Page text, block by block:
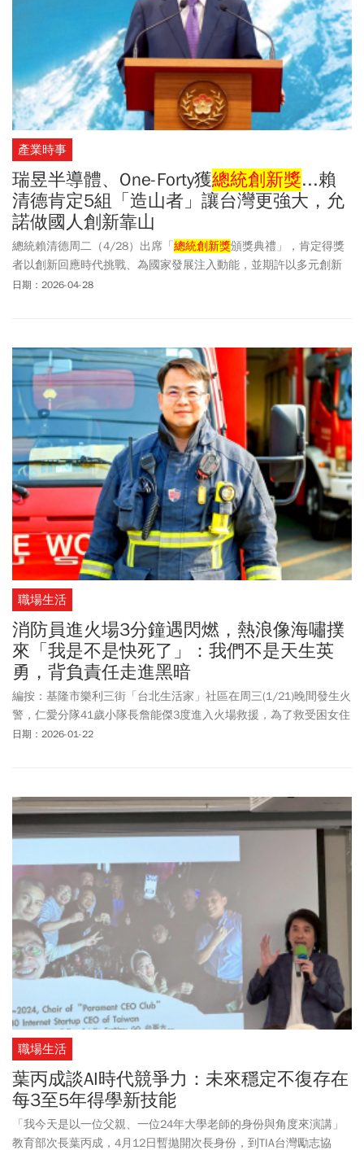
產業時事
瑞昱半導體、One-Forty獲總統創新獎...賴
清德肯定5組「造山者」讓台灣更強大，允
諾做國人創新靠山
總統賴清德周二（4/28）出席「 總統創新獎頒獎典禮」，肯定得獎
者以創新回應時代挑戰、為國家發展注入動能，並期許以多元創新
持續推動台灣進步，讓世界因台灣變得更好。賴總統也表示，未來
人台灣四十分之一移工教育文化協會」（One-Forty）。一般個人組
得獎者為「國立清華大學通識中心與人文社會學院」教授、《造山
者》導演蕭菊貞及「國立成功大學醫學院」名譽講座教授王榮德；
青年組得獎者為「悠由數據應用股份有限公司」總經理吳君孝。
日期：2026-04-28
職場生活
消防員進火場3分鐘遇閃燃，熱浪像海嘯撲
來「我是不是快死了」：我們不是天生英
勇，背負責任走進黑暗
編按：基隆市樂利三街「台北生活家」社區在周三(1/21)晚間發生火
警，仁愛分隊41歲小隊長詹能傑3度進入火場救援，為了救受困女住
戶，把自己的面罩給對方，自己不幸吸入濃煙昏迷，經送醫搶救仍
成這起悲劇。本書作者宋明哲原本是陸軍後勤少校，因為想直接幫
助人，退役後轉考消防員，他在一次廢棄倉庫火災中，原以為只是
四面八方撲來，他身體發燙、能見度歸零，但他強迫自己冷靜呼
吸，雙膝跪地、順著水帶爬行，才終於聽見同袍的呼喚。脫困後他
並未退縮，反而重整裝備回頭滅火，最後安全撤出。宋明哲坦言，
消防員不一定都是天生英勇，只是他們的肩膀上背負著責任與信
念，所以，選擇武裝自己，去面對那些所有人都害怕的災難與黑
暗。
日期：2026-01-22
職場生活
葉丙成談AI時代競爭力：未來穩定不復存在
每3至5年得學新技能
「我今天是以一位父親、一位24年大學老師的身份與角度來演講」
教育部次長葉丙成，4月12日暫拋開次長身份，到TIA台灣勵志協